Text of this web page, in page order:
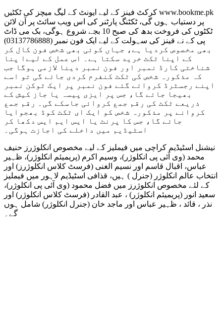
کرکٹ فینز کے لیے ایونٹ کے لیگ میچز کی ٹکٹیں www.bookme.pk
پر دستیاب ہوں گی، ٹکٹنگ پارٹنر کی اس ویب سائٹ پر آن لائن
ٹکٹوں کی فروخت بدھ کی صبح 10 بجے شروع ہوگی، بک می ڈاٹ
پی کے نے فینز کی سہولت کے لیے ایک فون نمبر (03137786888)
بھی مخصوص کردیا ہے، جہاں کوئی بھی شخص فون کال کر
کے اپنا ٹکٹ خرید سکتا ہے۔ اس عمل کے لیےا پنا
شناختی کارڈ نمبر اور فون نمبر دینا لازمی ہوگا جب
کہ مذکورہ شخص کی ٹکٹ کنفرم کردی جائے گی تو اسے
اپنے رجسٹرڈ کروائے گئے فون نمبر پر ایک ٹوکن نمبر
بھیجا جائے گا، جس پر ایزی پیسہ یا جاز کیش کے
ذریعے ٹکٹ کی رقم جمع کروائی جاسکے گی۔ رقم جمع
کروانے پر مذکورہ شخص کو ایک ای ٹکٹ کوڈ بھجوایا
جائے گا، جس کا پرنٹ یا ایس ایم ایس دکھا کر
اسٹیڈیم میں داخلے کی اجازت ہوگی۔
نیشنل اسٹیڈیم کراچی میں فیملیز کے لیے مخصوص انکلوژرز حنیف
محمد (وی آئی پی انکلوژر)، وسیم اکرم (پریمیئم انکلوژر)، ظہیر
عباس، اقبال قاسم اور نسیم الغنی (فرسٹ کلاس انکلوژرز) اور
انتخاب عالم انکلوژر (جنرل ) ہیں، قذافی اسٹیڈیم لاہور میں فیملیز
کے لئے مخصوص انکلوژرز میں فضل محمود (وی آئی پی انکلوژر)،
سعید انور (پریمیئم انکلوژر) ، عبد القادر (فرسٹ کلاس انکلوژر) اور
نذر ، قائد ، ظہیر عباس اور ماجد خان (جنرل انکلوژر) شامل ہوں
گے۔